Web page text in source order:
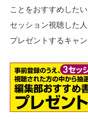
ことをおすすめした
セッション視聴した
プレゼントするキャ